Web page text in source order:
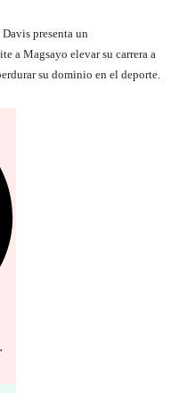
presenta un
a Magsayo elevar su carrera a
su dominio en el deporte.